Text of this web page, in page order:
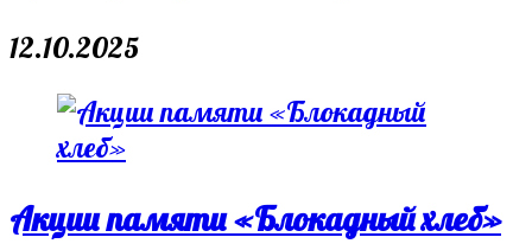
12.10.2025
Акции памяти «Блокадный хлеб»